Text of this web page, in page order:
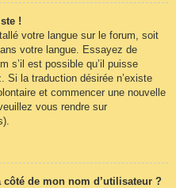
!
votre langue sur le forum, soit
votre langue. Essayez de
s’il est possible qu’il puisse
Si la traduction désirée n’existe
et commencer une nouvelle
vous rendre sur
de mon nom d’utilisateur ?